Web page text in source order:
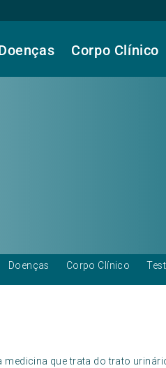
Doenças Corpo Clínico
Doenças Corpo Clínico
que trata do trato